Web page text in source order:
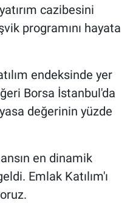
cazibesini
programını hayata
endeksinde yer
Borsa İstanbul'da
değerinin yüzde
en dinamik
Emlak Katılım'ı